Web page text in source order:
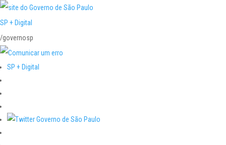
SP + Digital
/governosp
SP + Digital